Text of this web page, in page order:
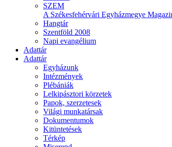
SZEM
A Székesfehérvári Egyházmegye
Hangtár
Szentföld 2008
Napi evangélium
Adattár
Adattár
Egyházunk
Intézmények
Plébániák
Lelkipásztori körzetek
Papok, szerzetesek
Világi munkatársak
Dokumentumok
Kitüntetések
Térkép